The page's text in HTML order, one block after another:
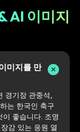
AI 이미지
미지를 만
경기장 관중석,
는 한국인 축구
좋습니다. 조명
감 있는 응원 열